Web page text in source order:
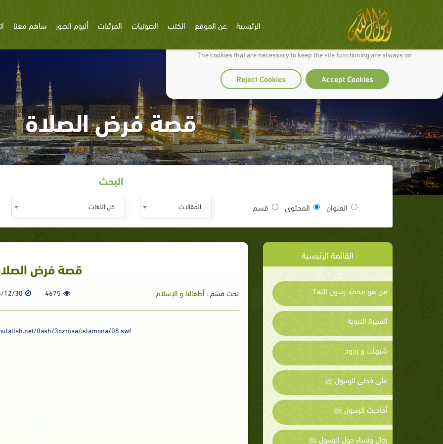
We use cookies to make our site work well for you and so we can continually improve it.
The cookies that are necessary to keep the site functioning are always on
Accept Cookies
Reject Cookies
الرئيسية عن الموقع الكتب الصوتيات المرئيات ألبوم الصور ساهم معنا
قصة فرض الصلاة
البحث
العنوان المحتوى قسم المقالات كل اللغات
القائمة الرئيسية
من هو محمد رسول الله؟
السيرة النبوية
شبهات و ردود
على خطى الرسول ﷺ
أحاديث الرسول ﷺ
رجال ونساء حول الرسول ﷺ
قصة فرض
تحت قسم :أطفالنا و الإسلام 4675
12/30
flash/3ozmaa/islamona/08.swf